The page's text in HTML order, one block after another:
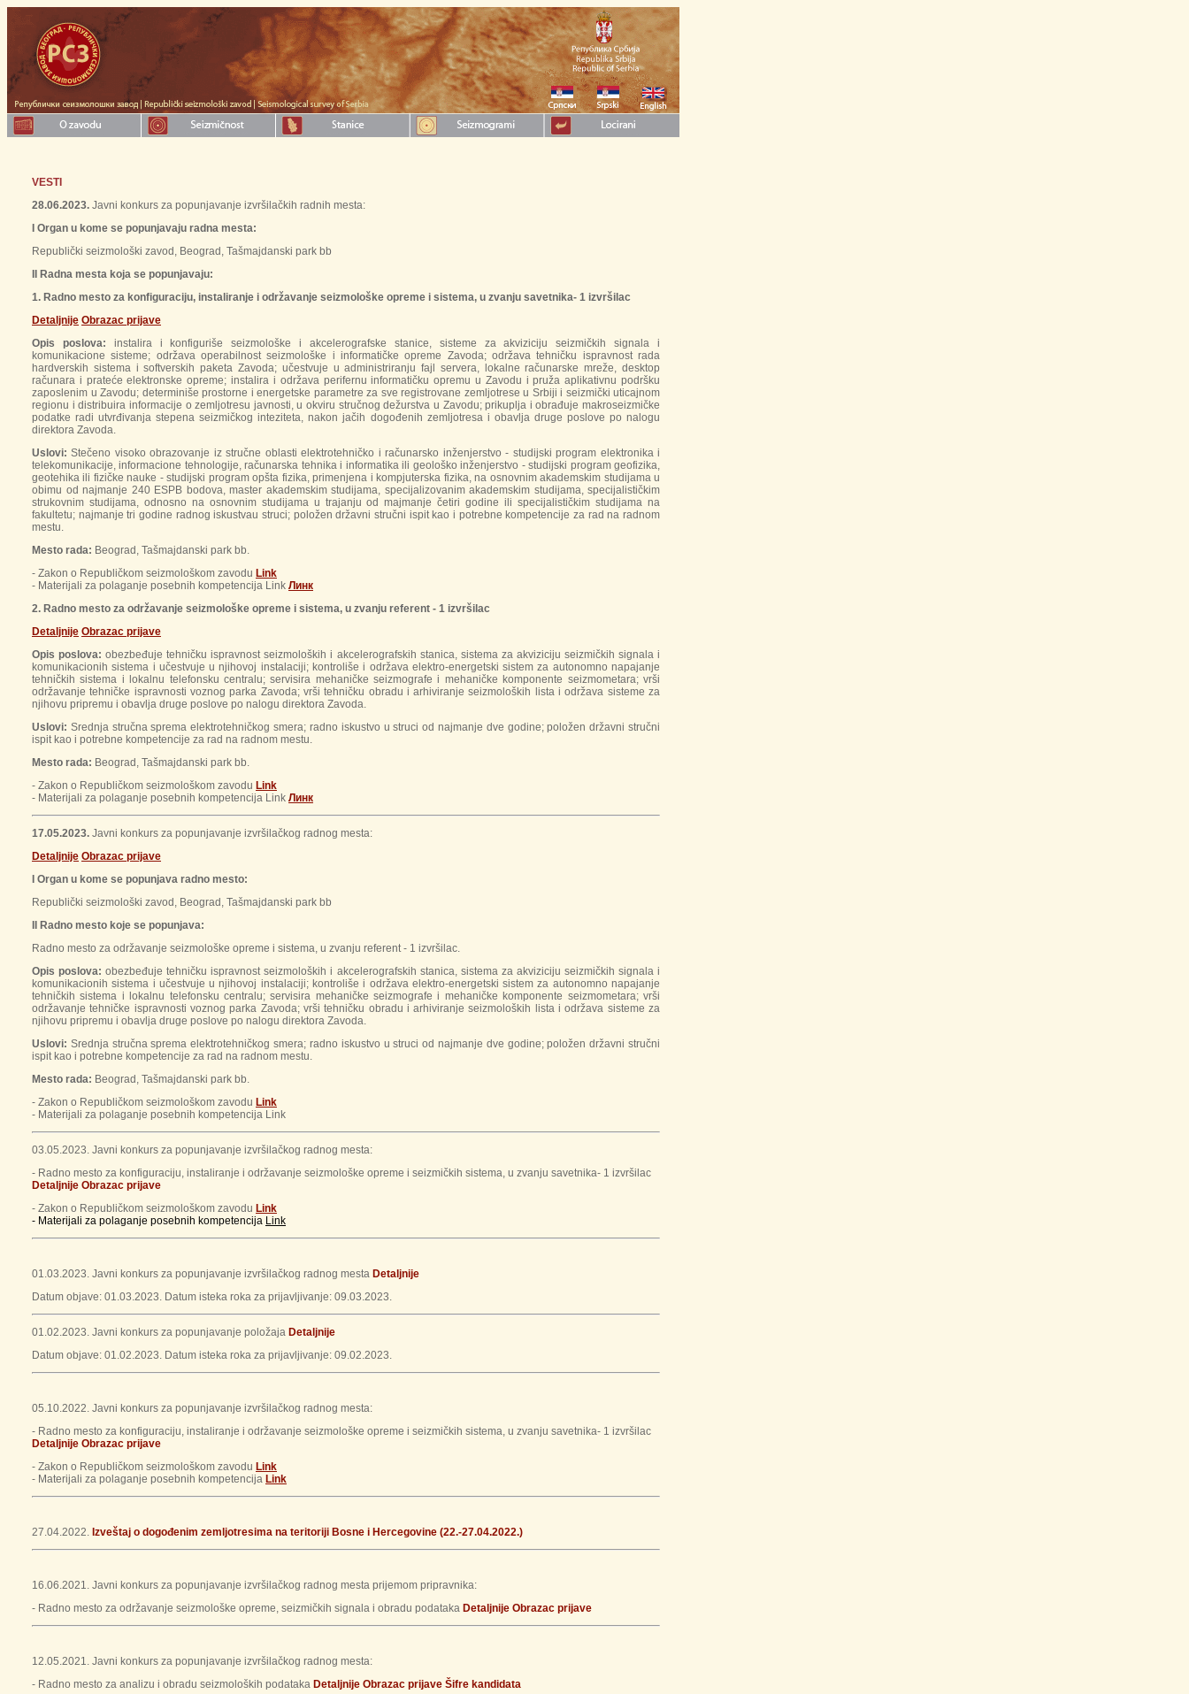
VESTI
28.06.2023. Javni konkurs za popunjavanje izvršilačkih radnih mesta:
I Organ u kome se popunjavaju radna mesta:
Republički seizmološki zavod, Beograd, Tašmajdanski park bb
II Radna mesta koja se popunjavaju:
1. Radno mesto za konfiguraciju, instaliranje i održavanje seizmološke opreme i sistema, u zvanju savetnika- 1 izvršilac
Detaljnije Оbrazac prijavе
Opis poslova: instalira i konfiguriše seizmološke i akcelerografske stanice, sisteme za akviziciju seizmičkih signala i
komunikacione sisteme; održava operabilnost seizmološke i informatičke opreme Zavoda; održava tehničku ispravnost rada
hardverskih sistema i softverskih paketa Zavoda; učestvuje u administriranju fajl servera, lokalne računarske mreže, desktop
računara i prateće elektronske opreme; instalira i održava perifernu informatičku opremu u Zavodu i pruža aplikativnu podršku
zaposlenim u Zavodu; determiniše prostorne i energetske parametre za sve registrovane zemljotrese u Srbiji i seizmički uticajnom
regionu i distribuira informacije o zemljotresu javnosti, u okviru stručnog dežurstva u Zavodu; prikuplja i obrađuje makroseizmičke
podatke radi utvrđivanja stepena seizmičkog inteziteta, nakon jačih dogođenih zemljotresa i obavlja druge poslove po nalogu
direktora Zavoda.
Uslovi:Stečeno visoko obrazovanje iz stručne oblasti elektrotehničko i računarsko inženjerstvo - studijski program elektronika i
telekomunikacije, informacione tehnologije, računarska tehnika i informatika ili geološko inženjerstvo - studijski program geofizika,
geotehika ili fizičke nauke - studijski program opšta fizika, primenjena i kompjuterska fizika, na osnovnim akademskim studijama u
obimu od najmanje 240 ESPB bodova, master akademskim studijama, specijalizovanim akademskim studijama, specijalističkim
strukovnim studijama, odnosno na osnovnim studijama u trajanju od majmanje četiri godine ili specijalističkim studijama na
fakultetu; najmanje tri godine radnog iskustvau struci; položen državni stručni ispit kao i potrebne kompetencije za rad na radnom
mestu.
Mesto rada: Beograd, Tašmajdanski park bb.
- Zakon o Republičkom seizmološkom zavodu Link
- Materijali za polaganje posebnih kompetencija Link Линк
2. Radno mesto za održavanje seizmološke opreme i sistema, u zvanju referent - 1 izvršilac
Detaljnije Оbrazac prijavе
Opis poslova: obezbeđuje tehničku ispravnost seizmoloških i akcelerografskih stanica, sistema za akviziciju seizmičkih signala i
komunikacionih sistema i učestvuje u njihovoj instalaciji; kontroliše i održava elektro-energetski sistem za autonomno napajanje
tehničkih sistema i lokalnu telefonsku centralu; servisira mehaničke seizmografe i mehaničke komponente seizmometara; vrši
održavanje tehničke ispravnosti voznog parka Zavoda; vrši tehničku obradu i arhiviranje seizmoloških lista i održava sisteme za
njihovu pripremu i obavlja druge poslove po nalogu direktora Zavoda.
Uslovi: Srednja stručna sprema elektrotehničkog smera; radno iskustvo u struci od najmanje dve godine; položen državni stručni
ispit kao i potrebne kompetencije za rad na radnom mestu.
Mesto rada: Beograd, Tašmajdanski park bb.
- Zakon o Republičkom seizmološkom zavodu Link
- Materijali za polaganje posebnih kompetencija Link Линк
17.05.2023. Javni konkurs za popunjavanje izvršilačkog radnog mesta:
Detaljnije Оbrazac prijavе
I Organ u kome se popunjava radno mesto:
Republički seizmološki zavod, Beograd, Tašmajdanski park bb
II Radno mesto koje se popunjava:
Radno mesto za održavanje seizmološke opreme i sistema, u zvanju referent - 1 izvršilac.
Opis poslova: obezbeđuje tehničku ispravnost seizmoloških i akcelerografskih stanica, sistema za akviziciju seizmičkih signala i
komunikacionih sistema i učestvuje u njihovoj instalaciji; kontroliše i održava elektro-energetski sistem za autonomno napajanje
tehničkih sistema i lokalnu telefonsku centralu; servisira mehaničke seizmografe i mehaničke komponente seizmometara; vrši
održavanje tehničke ispravnosti voznog parka Zavoda; vrši tehničku obradu i arhiviranje seizmoloških lista i održava sisteme za
njihovu pripremu i obavlja druge poslove po nalogu direktora Zavoda.
Uslovi: Srednja stručna sprema elektrotehničkog smera; radno iskustvo u struci od najmanje dve godine; položen državni stručni
ispit kao i potrebne kompetencije za rad na radnom mestu.
Mesto rada: Beograd, Tašmajdanski park bb.
- Zakon o Republičkom seizmološkom zavodu Link
- Materijali za polaganje posebnih kompetencija Link
03.05.2023. Javni konkurs za popunjavanje izvršilačkog radnog mesta:
- Radno mesto za konfiguraciju, instaliranje i održavanje seizmološke opreme i seizmičkih sistema, u zvanju savetnika- 1 izvršilac
Detaljnije Obrazac prijave
- Zakon o Republičkom seizmološkom zavodu Link
- Materijali za polaganje posebnih kompetencija Link
01.03.2023. Javni konkurs za popunjavanje izvršilačkog radnog mesta Detaljnije
Datum objave: 01.03.2023. Datum isteka roka za prijavljivanje: 09.03.2023.
01.02.2023. Javni konkurs za popunjavanje položaja Detaljnije
Datum objave: 01.02.2023. Datum isteka roka za prijavljivanje: 09.02.2023.
05.10.2022. Javni konkurs za popunjavanje izvršilačkog radnog mesta:
- Radno mesto za konfiguraciju, instaliranje i održavanje seizmološke opreme i seizmičkih sistema, u zvanju savetnika- 1 izvršilac
Detaljnije Obrazac prijave
- Zakon o Republičkom seizmološkom zavodu Link
- Materijali za polaganje posebnih kompetencija Link
27.04.2022. Izveštaj o dogođenim zemljotresima na teritoriji Bosne i Hercegovine (22.-27.04.2022.)
16.06.2021. Javni konkurs za popunjavanje izvršilačkog radnog mesta prijemom pripravnika:
- Radno mesto za održavanje seizmološke opreme, seizmičkih signala i obradu podataka Detaljnije Obrazac prijave
12.05.2021. Javni konkurs za popunjavanje izvršilačkog radnog mesta:
- Radno mesto za analizu i obradu seizmoloških podataka Detaljnije Obrazac prijave Šifre kandidata